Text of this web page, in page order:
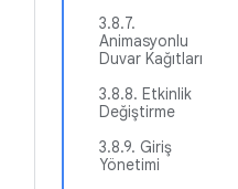
3.8.7.
Animasyonlu
Duvar Kağıtları
3.8.8. Etkinlik
Değiştirme
3.8.9. Giriş
Yönetimi